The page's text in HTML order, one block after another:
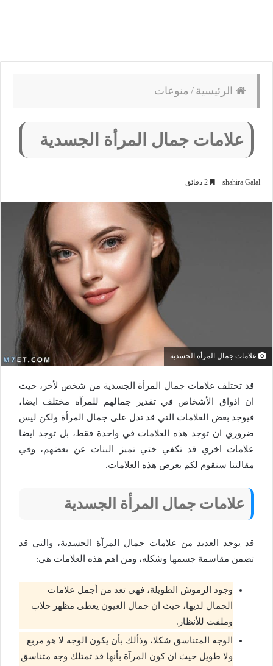
الرئيسية / منوعات
علامات جمال المرأة الجسدية
shahira Galal
علامات جمال المرأة الجسدية
قد تختلف علامات جمال المرأة الجسدية من شخص لأخر، حيث
ان اذواق الأشخاص في تقدير جمالهم للمرآه مختلف ايضا،
فيوجد بعض العلامات التي قد تدل على جمال المرأة ولكن ليس
ضروري ان توجد هذه العلامات في واحدة فقط، بل توجد ايضا
علامات اخري قد تكفي ختي تميز البنات عن بعضهم، وفي
مقالتنا سنقوم لكم بعرض هذه العلامات.
علامات جمال المرأة الجسدية
قد يوجد العديد من علامات جمال المرآة الجسدية، والتي قد
تضمن مقاسمة جسمها وشكله، ومن اهم هذه العلامات هي:
وجود الرموش الطويلة، فهي تعد من أجمل علامات
الجمال لديها، حيث ان جمال العيون يعطى مظهر خلاب
وملفت للأنظار.
الوجه المتناسق شكلا، وذألك بأن يكون الوجه لا هو مربع
ولا طويل حيث ان كون المرآة بأنها قد تمتلك وجه متناسق